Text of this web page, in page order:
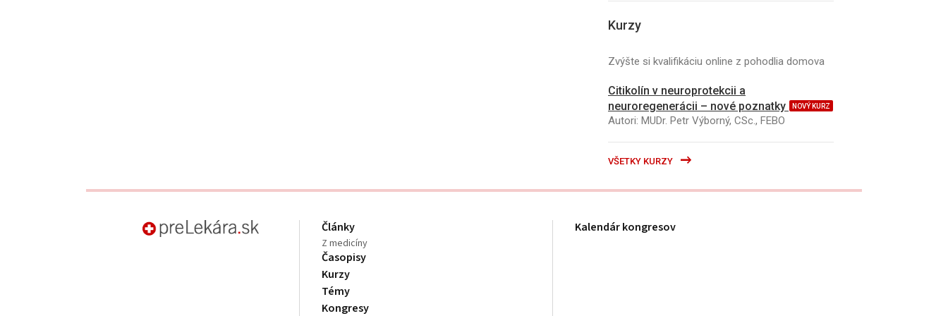
Kurzy
Zvýšte si kvalifikáciu online z pohodlia domova
Citikolín v neuroprotekcii a
neuroregenerácii – nové poznatky
NOVÝ KURZ
Autori: MUDr. Petr Výborný, CSc., FEBO
VŠETKY KURZY
Články
Z medicíny
Časopisy
Kurzy
Témy
Kongresy
Kalendár kongresov